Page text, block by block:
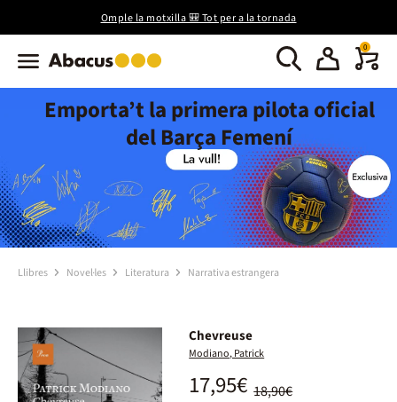
Omple la motxilla 🎒 Tot per a la tornada
0
Emporta’t la primera pilota oficial
del Barça Femení
Llibres Novel·les Literatura Narrativa estrangera
Chevreuse
Modiano, Patrick
18,90€
17,95€